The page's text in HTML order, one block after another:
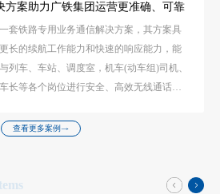
保提供无线通信解决方案
供无线通信解决方案:依据聚龙小镇东篱村
必须确保无缝覆盖，让物业或安保人员能
.